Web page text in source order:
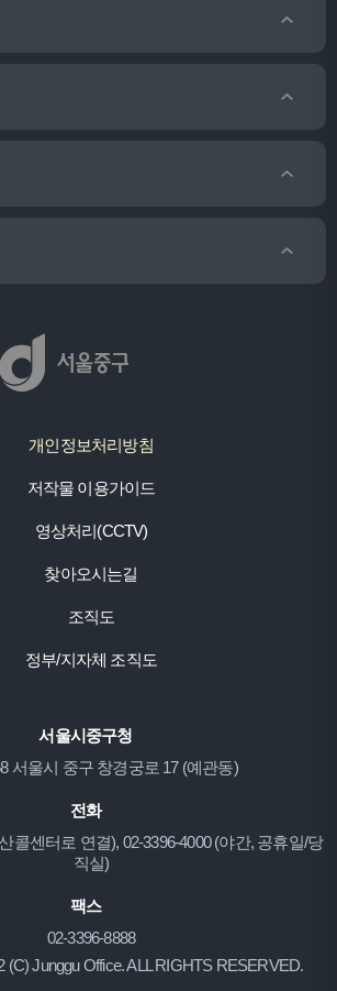
개인정보처리방침
저작물 이용가이드
영상처리(CCTV)
찾아오시는길
조직도
정부/지자체 조직도
서울시중구청
서울시 중구 창경궁로 17 (예관동)
전화
콜센터로 연결), 02-3396-4000 (야간, 공휴일/당
직실)
팩스
02-3396-8888
(C) Junggu Office. ALL RIGHTS RESERVED.